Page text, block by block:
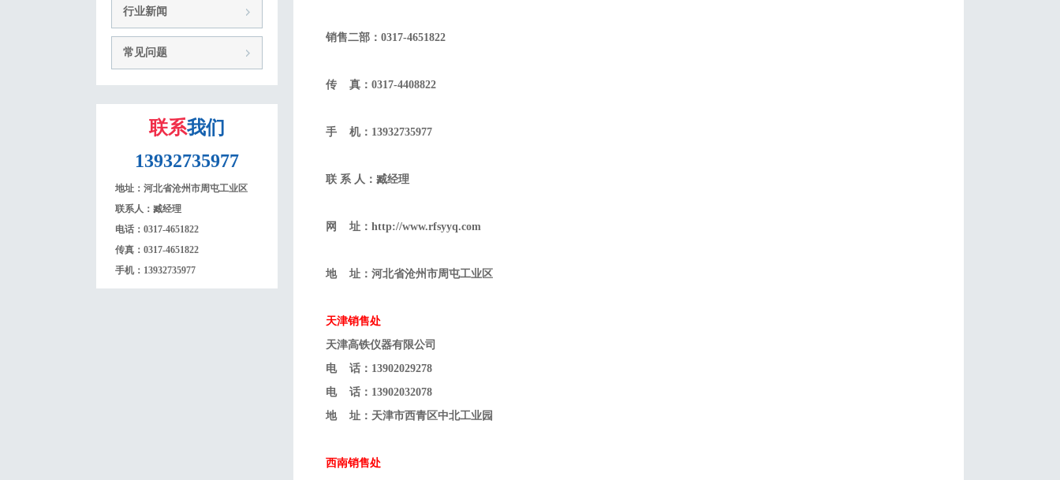
行业新闻
常见问题
联系我们
13932735977
地址： 河北省沧州市周屯工业区
联系人： 臧经理
电话： 0317-4651822
传真： 0317-4651822
手机： 13932735977
销售二部：0317-4651822
传 真：0317-4408822
手 机：13932735977
联 系 人：臧经理
网 址： http://www.rfsyyq.com
地 址：河北省沧州市周屯工业区
天津销售处
天津高铁仪器有限公司
电 话：13902029278
电 话：13902032078
地 址：天津市西青区中北工业园
西南销售处